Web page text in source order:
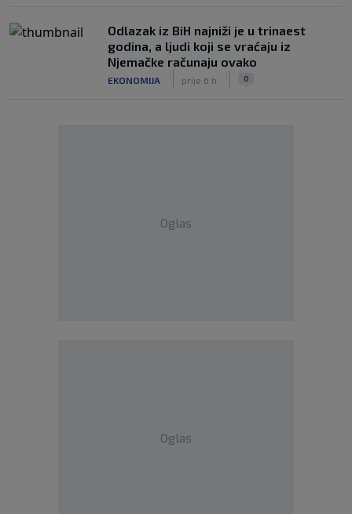
Odlazak iz BiH najniži je u trinaest
godina, a ljudi koji se vraćaju iz
Njemačke računaju ovako
EKONOMIJA prije 6 h 0
Oglas
Oglas